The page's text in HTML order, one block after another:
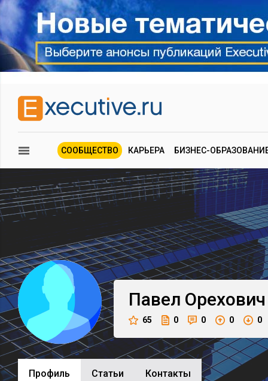
СООБЩЕСТВО КАРЬЕРА БИЗНЕС-
Павел Орехович
65 0 0 0 0
Профиль Cтатьи Контакты